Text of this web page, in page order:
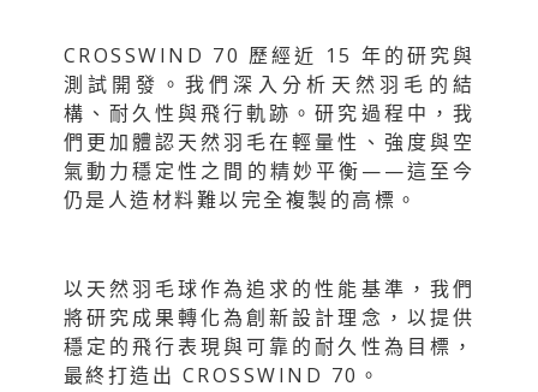
CROSSWIND 70 歷經近 15 年的研究與
測試開發。我們深入分析天然羽毛的結
構、耐久性與飛行軌跡。研究過程中，我
們更加體認天然羽毛在輕量性、強度與空
氣動力穩定性之間的精妙平衡——這至今
仍是人造材料難以完全複製的高標。
以天然羽毛球作為追求的性能基準，我們
將研究成果轉化為創新設計理念，以提供
穩定的飛行表現與可靠的耐久性為目標，
最終打造出 CROSSWIND 70。